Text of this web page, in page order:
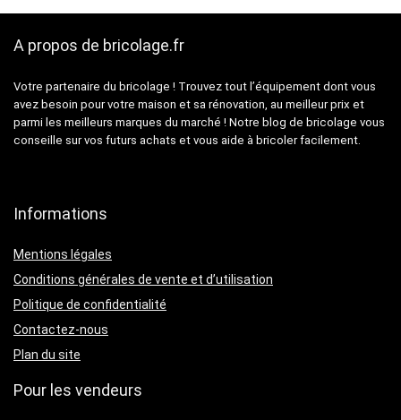
A propos de bricolage.fr
Votre partenaire du bricolage ! Trouvez tout l’équipement dont vous
avez besoin pour votre maison et sa rénovation, au meilleur prix et
parmi les meilleurs marques du marché ! Notre blog de bricolage vous
conseille sur vos futurs achats et vous aide à bricoler facilement.
Informations
Mentions légales
Conditions générales de vente et d’utilisation
Politique de confidentialité
Contactez-nous
Plan du site
Pour les vendeurs